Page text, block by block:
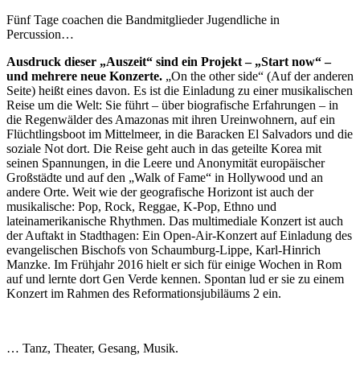
Fünf Tage coachen die Bandmitglieder Jugendliche in
Percussion…
Ausdruck dieser „Auszeit“ sind ein Projekt – „Start now“ –
und mehrere neue Konzerte. „On the other side“ (Auf der anderen
Seite) heißt eines davon. Es ist die Einladung zu einer musikalischen
Reise um die Welt: Sie führt – über biografische Erfahrungen – in
die Regenwälder des Amazonas mit ihren Ureinwohnern, auf ein
Flüchtlingsboot im Mittelmeer, in die Baracken El Salvadors und die
soziale Not dort. Die Reise geht auch in das geteilte Korea mit
seinen Spannungen, in die Leere und Anonymität europäischer
Großstädte und auf den „Walk of Fame“ in Hollywood und an
andere Orte. Weit wie der geografische Horizont ist auch der
musikalische: Pop, Rock, Reggae, K-Pop, Ethno und
lateinamerikanische Rhythmen. Das multimediale Konzert ist auch
der Auftakt in Stadthagen: Ein Open-Air-Konzert auf Einladung des
evangelischen Bischofs von Schaumburg-Lippe, Karl-Hinrich
Manzke. Im Frühjahr 2016 hielt er sich für einige Wochen in Rom
auf und lernte dort Gen Verde kennen. Spontan lud er sie zu einem
Konzert im Rahmen des Reformationsjubiläums 2 ein.
… Tanz, Theater, Gesang, Musik.